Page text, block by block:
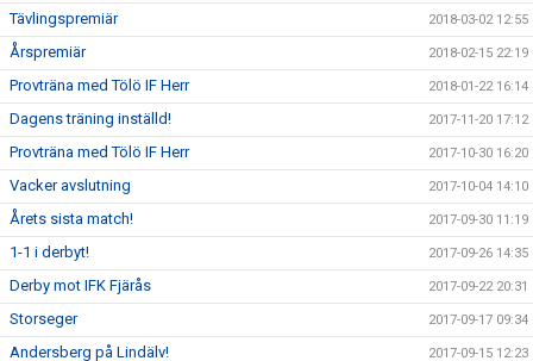
Tävlingspremiär 2018-03-02 12:55
Årspremiär 2018-02-15 22:19
Provträna med Tölö IF Herr 2018-01-22 16:14
Dagens träning inställd! 2017-11-20 17:12
Provträna med Tölö IF Herr 2017-10-30 16:20
Vacker avslutning 2017-10-04 14:10
Årets sista match! 2017-09-30 11:19
1-1 i derbyt! 2017-09-26 14:35
Derby mot IFK Fjärås 2017-09-22 20:31
Storseger 2017-09-17 09:34
Andersberg på Lindälv! 2017-09-15 12:23